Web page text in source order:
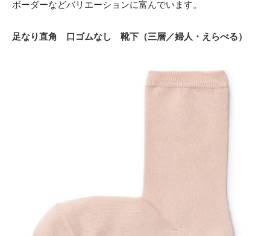
ボーダーなどバリエーションに富んでいます。
足なり直角 口ゴムなし 靴下（三層／婦人・えらべる）